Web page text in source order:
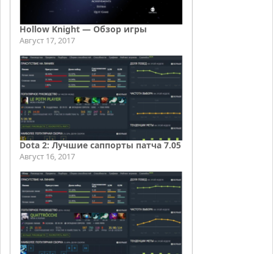
Hollow Knight — Обзор игры
Август 17, 2017
Dota 2: Лучшие саппорты патча 7.05
Август 16, 2017